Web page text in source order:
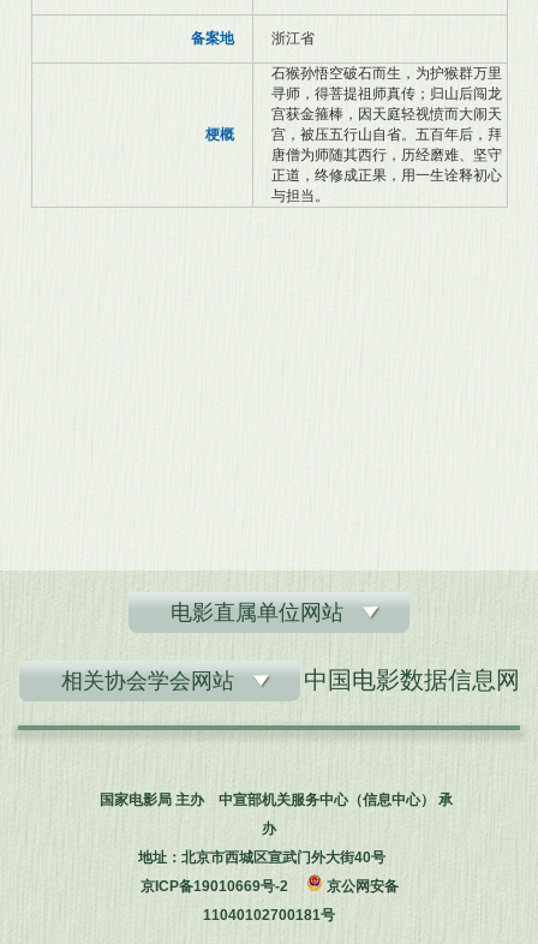
备案地 浙江省
梗概
石猴孙悟空破石而生，为护猴群万里
寻师，得菩提祖师真传；归山后闯龙
宫获金箍棒，因天庭轻视愤而大闹天
宫，被压五行山自省。五百年后，拜
唐僧为师随其西行，历经磨难、坚守
正道，终修成正果，用一生诠释初心
与担当。
电影直属单位网站
相关协会学会网站 中国电影数据信息网
国家电影局 主办 中宣部机关服务中心（信息中心） 承
办
地址：北京市西城区宣武门外大街40号
京ICP备19010669号-2
京公网安备
11040102700181号